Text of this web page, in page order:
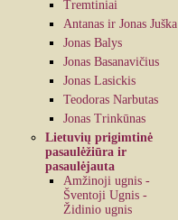
Tremtiniai
Antanas ir Jonas Juška
Jonas Balys
Jonas Basanavičius
Jonas Lasickis
Teodoras Narbutas
Jonas Trinkūnas
Lietuvių prigimtinė
pasaulėžiūra ir
pasaulėjauta
Amžinoji ugnis -
Šventoji Ugnis -
Židinio ugnis